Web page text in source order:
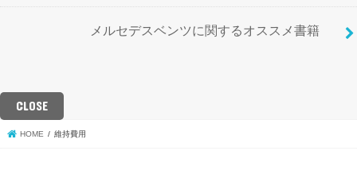
メルセデスベンツに関するオススメ書籍
CLOSE
HOME 維持費用